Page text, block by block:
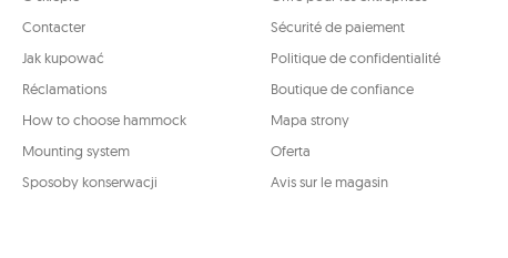
Contacter
Jak kupować
Réclamations
How to choose hammock
Mounting system
Sposoby konserwacji
Sécurité de paiement
Politique de confidentialité
Boutique de confiance
Mapa strony
Oferta
Avis sur le magasin